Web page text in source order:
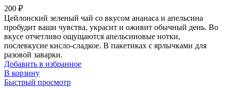
200 ₽
Цейлонский зеленый чай со вкусом ананаса и апельсина
пробудит ваши чувства, украсит и оживит обычный день. Во
вкусе отчетливо ощущаются апельсиновые нотки,
послевкусие кисло-сладкое. В пакетиках с ярлычками для
разовой заварки.
Добавить в избранное
В корзину
Быстрый просмотр